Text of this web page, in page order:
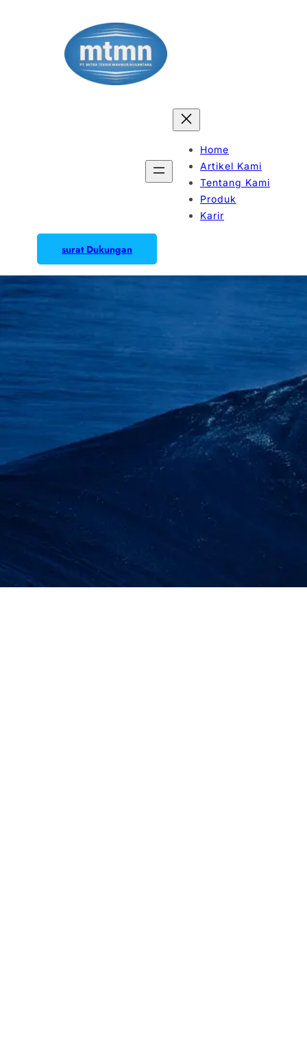
Home
Artikel Kami
Tentang Kami
Produk
Karir
surat Dukungan